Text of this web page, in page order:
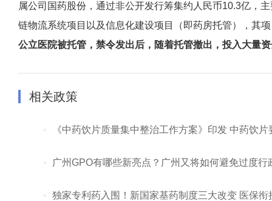
属公司国药股份，通过非公开发行筹集约人民币10.3亿，
链物流系统项目以及信息化建设项目（即药房托管），其
公立医院被托管，禁令发出后，随着托管撤出，投入大量
相关政策
《中药饮片质量集中整治工作方案》印发 中药饮片
广州GPO有哪些新亮点？广州又将如何避免过度行
独家专利药入围！新国家基药制度三大改变 医保衔